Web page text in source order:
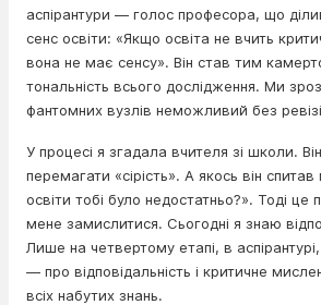
аспірантури — голос професора, що
сенс освіти: «Якщо освіта не вчить
вона не має сенсу». Він став тим
тональність всього дослідження. Ми
фантомних вузлів неможливий без
У процесі я згадала вчителя зі школи.
перемагати «сірість». А якось він
освіти тобі було недостатньо?». Тоді це
мене замислитися. Сьогодні я знаю
Лише на четвертому етапі, в
— про відповідальність і критичне
всіх набутих знань.